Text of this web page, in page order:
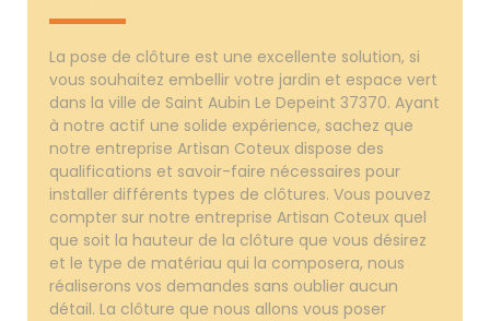
La pose de clôture est une excellente solution, si
vous souhaitez embellir votre jardin et espace vert
dans la ville de Saint Aubin Le Depeint 37370. Ayant
à notre actif une solide expérience, sachez que
notre entreprise Artisan Coteux dispose des
qualifications et savoir-faire nécessaires pour
installer différents types de clôtures. Vous pouvez
compter sur notre entreprise Artisan Coteux quel
que soit la hauteur de la clôture que vous désirez
et le type de matériau qui la composera, nous
réaliserons vos demandes sans oublier aucun
détail. La clôture que nous allons vous poser